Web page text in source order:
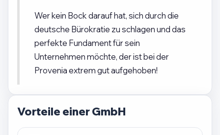
Wer kein Bock darauf hat, sich durch die
deutsche Bürokratie zu schlagen und das
perfekte Fundament für sein
Unternehmen möchte, der ist bei der
Provenia extrem gut aufgehoben!
Vorteile einer GmbH